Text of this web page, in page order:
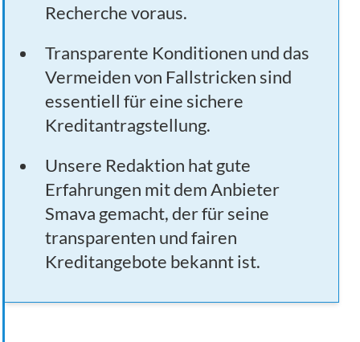
Recherche voraus.
Transparente Konditionen und das
Vermeiden von Fallstricken sind
essentiell für eine sichere
Kreditantragstellung.
Unsere Redaktion hat gute
Erfahrungen mit dem Anbieter
Smava gemacht, der für seine
transparenten und fairen
Kreditangebote bekannt ist.